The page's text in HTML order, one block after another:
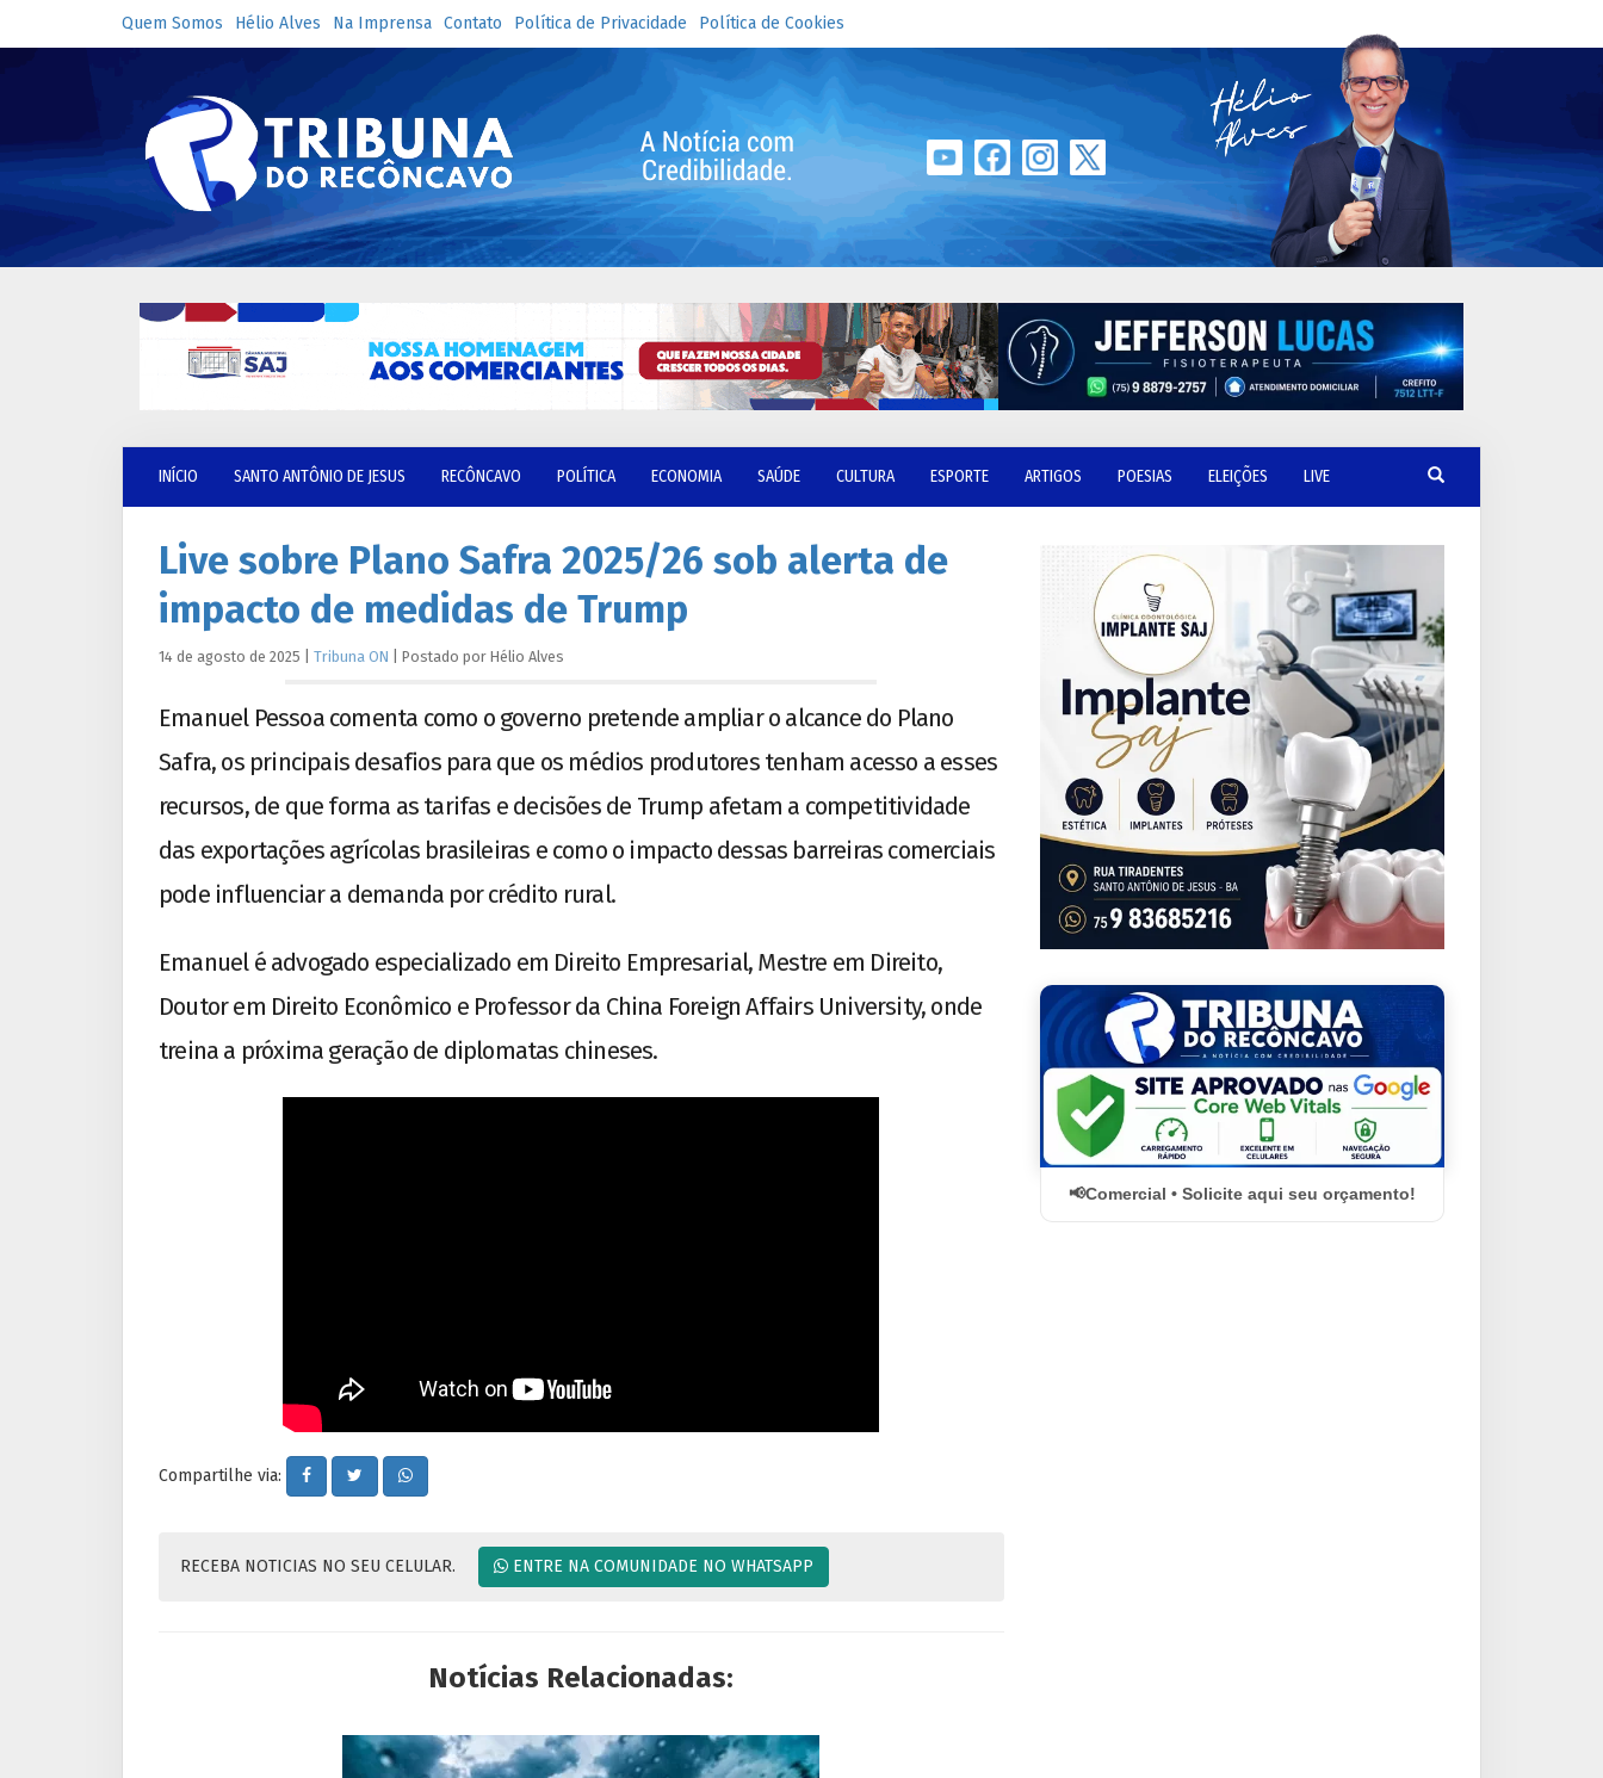
Quem Somos Hélio Alves Na Imprensa Contato Política de Privacidade Política de Cookies
INÍCIO SANTO ANTÔNIO DE JESUS RECÔNCAVO POLÍTICA ECONOMIA SAÚDE CULTURA ESPORTE ARTIGOS POESIAS ELEIÇÕES LIVE
Live sobre Plano Safra 2025/26 sob alerta de
impacto de medidas de Trump
14 de agosto de 2025 Tribuna ON Postado por Hélio Alves
Emanuel Pessoa comenta como o governo pretende ampliar o alcance do Plano
Safra, os principais desafios para que os médios produtores tenham acesso a esses
recursos, de que forma as tarifas e decisões de Trump afetam a competitividade
das exportações agrícolas brasileiras e como o impacto dessas barreiras comerciais
pode influenciar a demanda por crédito rural.
Emanuel é advogado especializado em Direito Empresarial, Mestre em Direito,
Doutor em Direito Econômico e Professor da China Foreign Affairs University, onde
treina a próxima geração de diplomatas chineses.
Compartilhe via:
RECEBA NOTICIAS NO SEU CELULAR. ENTRE NA COMUNIDADE NO WHATSAPP
Notícias Relacionadas:
Comercial • Solicite aqui seu orçamento!